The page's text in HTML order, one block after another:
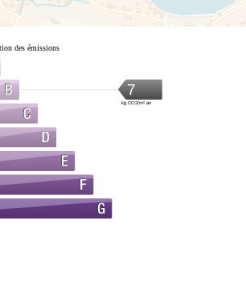
des émissions
7
kg CO2/m².an